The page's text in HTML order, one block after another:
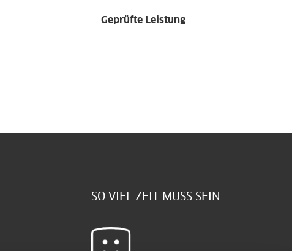
Geprüfte Leistung
SO VIEL ZEIT MUSS SEIN